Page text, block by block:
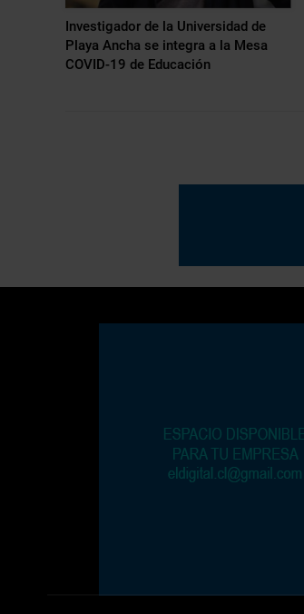
Investigador de la Universidad de
Playa Ancha se integra a la Mesa
COVID-19 de Educación